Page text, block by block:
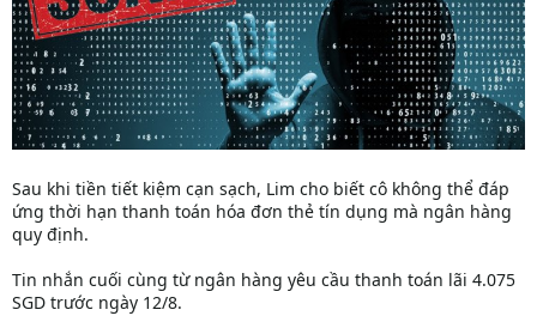
Sau khi tiền tiết kiệm cạn sạch, Lim cho biết cô không thể đáp
ứng thời hạn thanh toán hóa đơn thẻ tín dụng mà ngân hàng
quy định.
Tin nhắn cuối cùng từ ngân hàng yêu cầu thanh toán lãi 4.075
SGD trước ngày 12/8.